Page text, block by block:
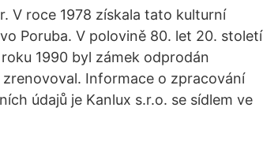
V roce 1978 získala tato kulturní
Poruba. V polovině 80. let 20. století
1990 byl zámek odprodán
Informace o zpracování
údajů je Kanlux s.r.o. se sídlem ve